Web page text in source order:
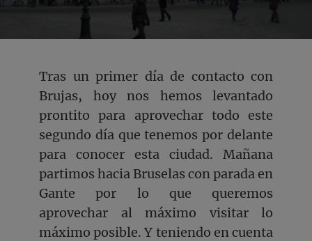
Tras un primer día de contacto con
Brujas, hoy nos hemos levantado
prontito para aprovechar todo este
segundo día que tenemos por delante
para conocer esta ciudad. Mañana
partimos hacia Bruselas con parada en
Gante por lo que queremos
aprovechar al máximo visitar lo
máximo posible. Y teniendo en cuenta